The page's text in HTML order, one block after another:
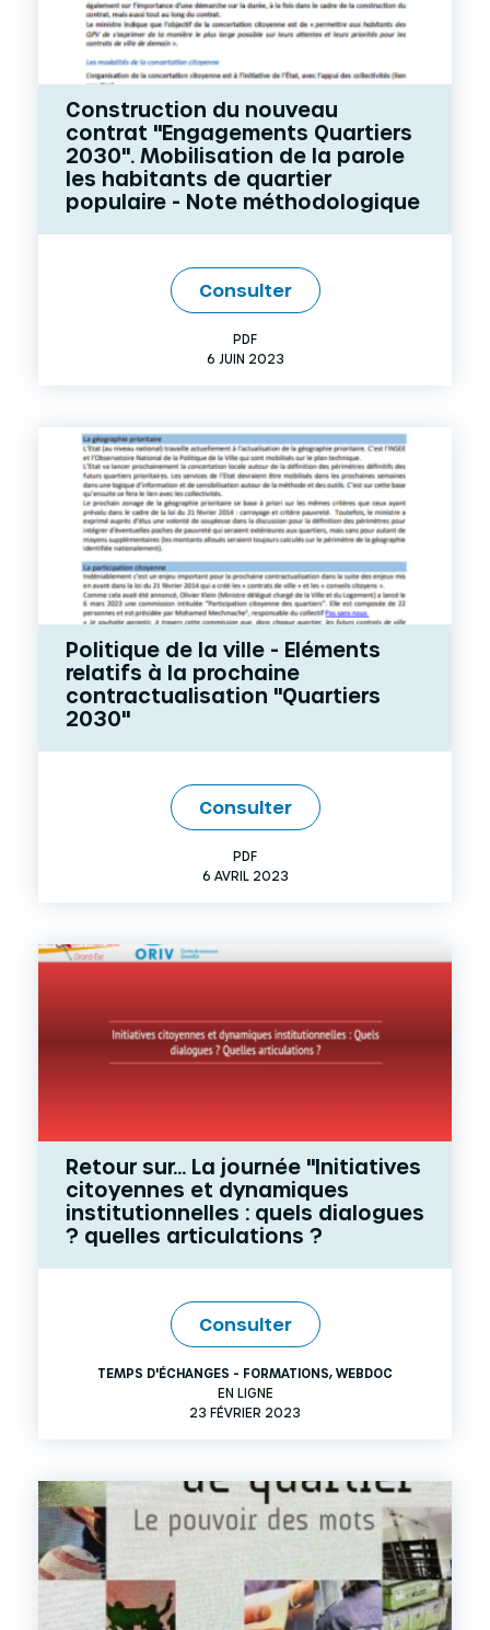
Construction du nouveau
contrat "Engagements Quartiers
2030". Mobilisation de la parole
les habitants de quartier
populaire - Note méthodologique
Consulter
PDF
6 JUIN 2023
Politique de la ville - Eléments
relatifs à la prochaine
contractualisation "Quartiers
2030"
Consulter
PDF
6 AVRIL 2023
Retour sur... La journée "Initiatives
citoyennes et dynamiques
institutionnelles : quels dialogues
? quelles articulations ?
Consulter
TEMPS D'ÉCHANGES - FORMATIONS, WEBDOC
EN LIGNE
23 FÉVRIER 2023